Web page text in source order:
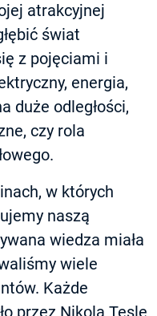
atrakcyjnej
świat
z pojęciami i
energia,
duże odległości,
czy rola
w których
naszą
wiedza miała
wiele
Każde